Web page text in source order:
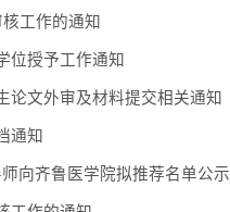
工作的通知
位授予工作通知
论文外审及材料提交相关通知
通知
向齐鲁医学院拟推荐名单公示